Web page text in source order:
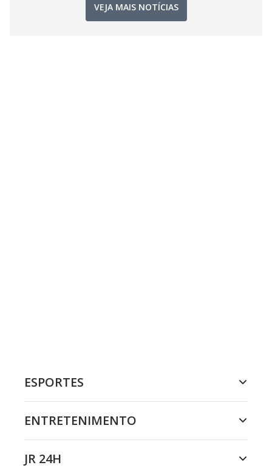
VEJA MAIS NOTÍCIAS
ESPORTES
ENTRETENIMENTO
JR 24H